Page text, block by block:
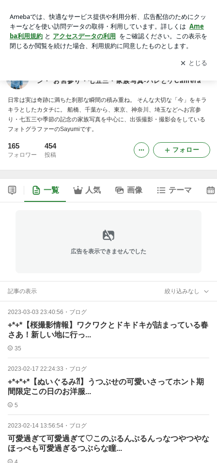
参り・七五三・家族写真-ハレとケCamera
アプリをダウンロードして ブログの更新通知
を受け取りまし
ょう。
開く
ン・ お宮参り・七五三・家族写真-ハレとケCamera
日常は実は奇跡に満ちた刹那な瞬間の積み重ね。 そんな大切な「今」をキラ
キラとしたカタチに。 船橋、千葉から、東京、神奈川、埼玉などへお宮参
り・七五三や季節の記念の家族写真を中心に、出張撮影・撮影会をしている
フォトグラファーのSayumiです。
165
フォロワー
454
投稿
フォロー
一覧 人気 画像 テーマ
広告を表示できませんでした
記事の表示 絞り込みなし
2023-03-03 23:40:56 ・ ブログ
+*+*【桜撮影情報】ワクワクとドキドキが詰まっている春
さあ！新しい地に行っ...
35
2023-02-17 22:24:33 ・ ブログ
+*+*+*【ぬいぐるみ⁈】うつぶせの可愛いさってホント期
間限定この日のお洋服...
5
2023-02-14 13:56:54 ・ ブログ
可愛過ぎて可愛過ぎて♡このぷるんぷるんっなつやつやな
ほっぺも可愛過ぎるつぶらな瞳...